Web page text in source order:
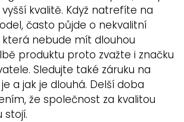
kvalitě. Když natrefíte na
často půjde o nekvalitní
nebude mít dlouhou
produktu proto zvažte i značku
Sledujte také záruku na
a jak je dlouhá. Delší doba
že společnost za kvalitou
stojí.